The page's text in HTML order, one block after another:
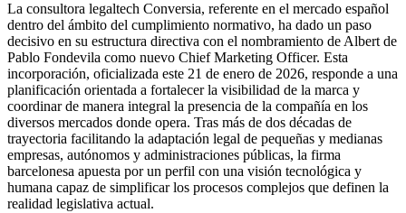
La consultora legaltech Conversia, referente en el mercado español
dentro del ámbito del cumplimiento normativo, ha dado un paso
decisivo en su estructura directiva con el nombramiento de Albert de
Pablo Fondevila como nuevo Chief Marketing Officer. Esta
incorporación, oficializada este 21 de enero de 2026, responde a una
planificación orientada a fortalecer la visibilidad de la marca y
coordinar de manera integral la presencia de la compañía en los
diversos mercados donde opera. Tras más de dos décadas de
trayectoria facilitando la adaptación legal de pequeñas y medianas
empresas, autónomos y administraciones públicas, la firma
barcelonesa apuesta por un perfil con una visión tecnológica y
humana capaz de simplificar los procesos complejos que definen la
realidad legislativa actual.